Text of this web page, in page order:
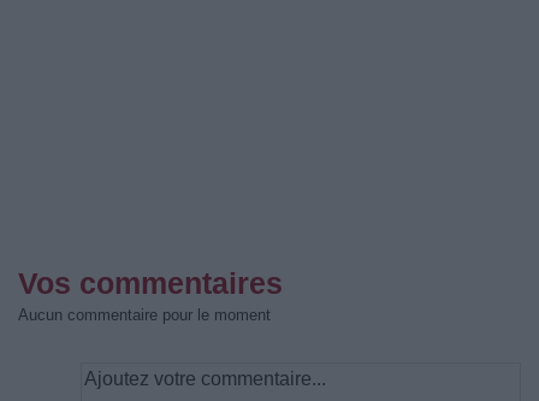
Vos commentaires
Aucun commentaire pour le moment